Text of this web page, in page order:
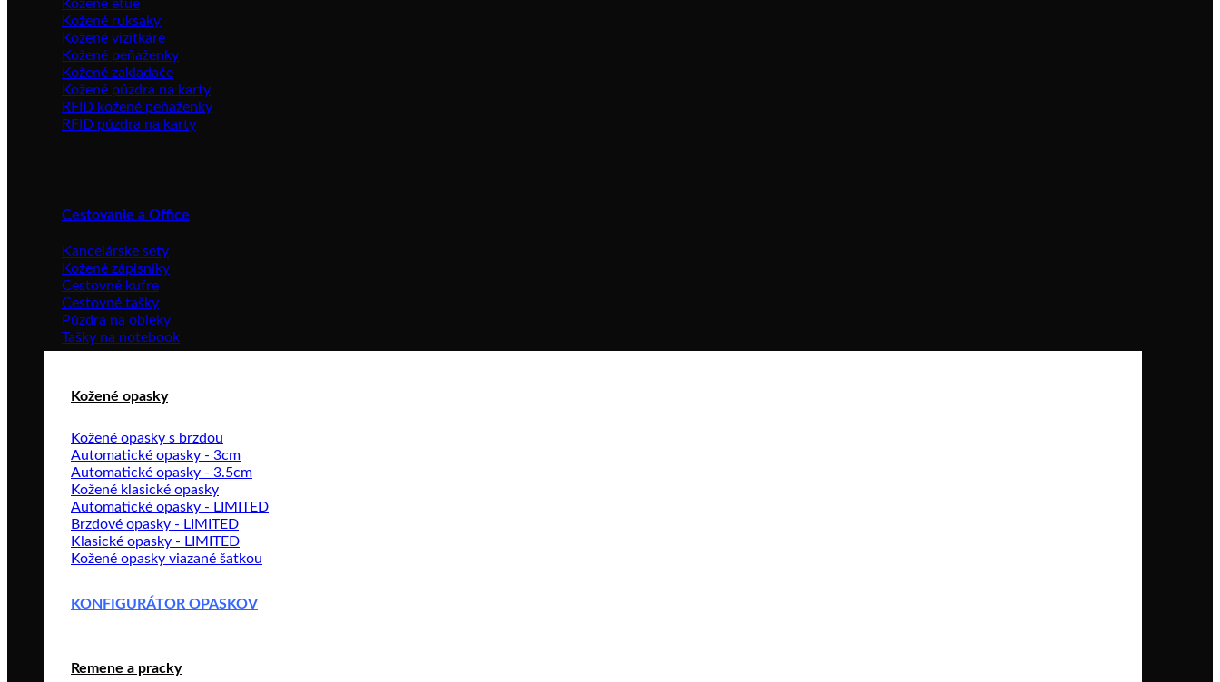
Kožené etue
Kožené ruksaky
Kožené vizitkáre
Kožené peňaženky
Kožené zakladače
Kožené púzdra na karty
RFID kožené peňaženky
RFID púzdra na karty
Cestovanie a Office
Kancelárske sety
Kožené zápisníky
Cestovné kufre
Cestovné tašky
Púzdra na obleky
Tašky na notebook
Kožené opasky
Kožené opasky s brzdou
Automatické opasky - 3cm
Automatické opasky - 3.5cm
Kožené klasické opasky
Automatické opasky - LIMITED
Brzdové opasky - LIMITED
Klasické opasky - LIMITED
Kožené opasky viazané šatkou
KONFIGURÁTOR OPASKOV
Remene a pracky